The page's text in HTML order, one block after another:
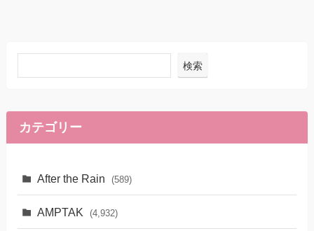
検索
カテゴリー
After the Rain (589)
AMPTAK (4,932)